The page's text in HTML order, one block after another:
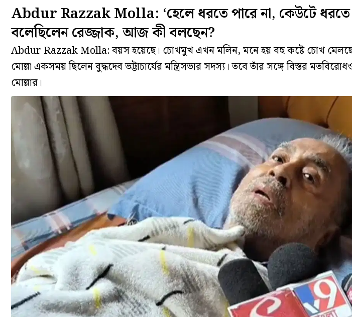
Abdur Razzak Molla: ‘হেলে ধরতে পারে না, কেউটে ধরতে
বলেছিলেন রেজ্জাক, আজ কী বলছেন?
Abdur Razzak Molla: বয়স হয়েছে। চোখমুখ এখন মলিন, মনে হয় বহু কষ্টে চোখ
মোল্লা একসময় ছিলেন বুদ্ধদেব ভট্টাচার্যের মন্ত্রিসভার সদস্য। তবে তাঁর সঙ্গে বিস্তর
মোল্লার।